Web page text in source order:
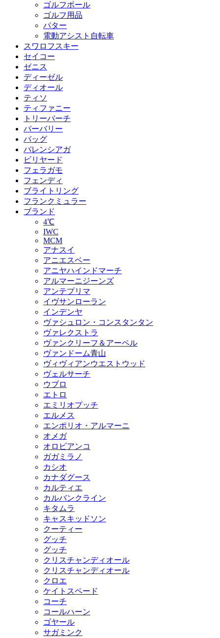
ゴルフボール
ゴルフ用品
パター
電動アシスト自転車
スワロフスキー
セイコー
ゼニス
ディーゼル
ディオール
ティソ
ティファニー
トリーバーチ
バーバリー
バッグ
バレンシアガ
ビリヤード
フェラガモ
フェンディ
ブライトリング
フランクミュラー
ブランド
4℃
IWC
MCM
アナスイ
アニエスベー
アニヤハインドマーチ
アルマーニジーンズ
アンテプリマ
イヴサンローラン
インデンヤ
ヴァシュロン・コンスタンタン
ヴァレクストラ
ヴァンクリーフ＆アーペル
ヴァンドーム青山
ヴィヴィアンウエストウッド
ヴェルサーチ
ウブロ
エトロ
エミリオプッチ
エルメス
エンポリオ・アルマーニ
オメガ
オロビアンコ
ガガミラノ
カシオ
カナダグース
カルティエ
カルバンクライン
キタムラ
キャスキッドソン
クーティー
グッチ
グッチ
クリスチャンディオール
クリスチャンディオール
クロエ
ケイトスペード
コーチ
コールハーン
ゴヤール
サガミンク